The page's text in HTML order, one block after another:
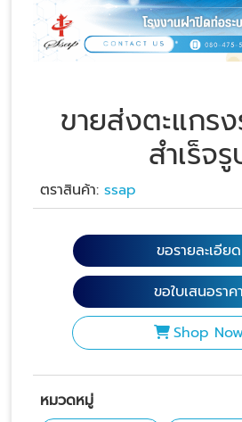
ขายส่งตะแกรง
สำเร็จ
ตราสินค้า: ssap
ขอรายละเอียด
ขอใบเสนอราคา
Shop
หมวดหมู่